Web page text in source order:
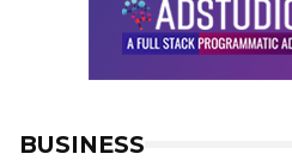
BUSINESS